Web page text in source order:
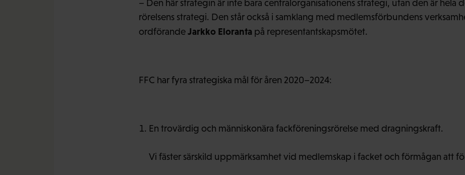
– Den här strategin är inte bara centralorganisationens strategi, utan den är hela
rörelsens strategi. Den står också i samklang med medlemsförbundens
ordförandeJarkko Eloranta på representantskapsmötet.
FFC har fyra strategiska mål för åren 2020–2024:
En trovärdig och människonära fackföreningsrörelse med dragningskraft.
Vi fäster särskild uppmärksamhet vid medlemskap i facket och förmågan att